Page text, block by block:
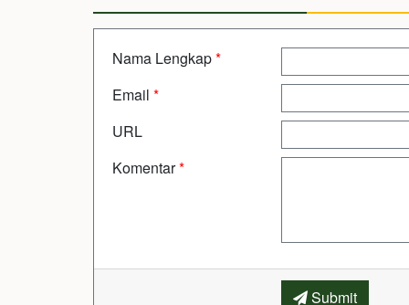
Nama Lengkap*
Email *
URL
Komentar*
Submit